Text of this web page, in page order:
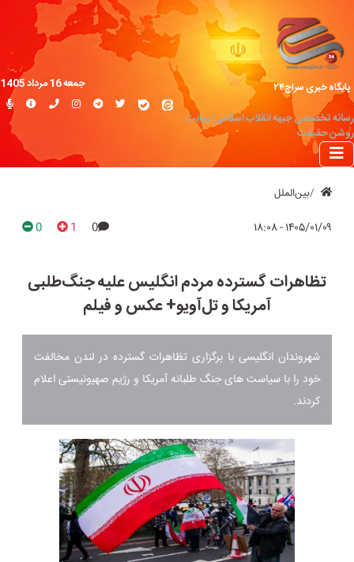
پایگاه خبری سراج۲۴
رسانه تخصصی جبهه انقلاب اسلامی؛ روایت
روشن حقیقت
جمعه 16 مرداد 1405
بین‌الملل
۱۴۰۵/۰۱/۰۹ - ۱۸:۰۸ 0
1
0
تظاهرات گسترده مردم انگلیس علیه جنگ‌طلبی
آمریکا و تل‌آویو+ عکس و فیلم
شهروندان انگلیسی با برگزاری تظاهرات گسترده در لندن مخالفت
خود را با سیاست های جنگ طلبانه آمریکا و رژیم صهیونیستی اعلام
کردند.